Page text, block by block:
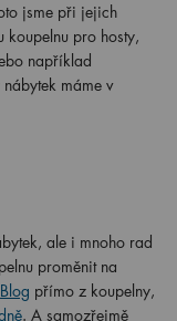
jsme při jejich
pro hosty,
například
máme v
ale i mnoho rad
proměnit na
Blog přímo z koupelny,
. A samozřejmě